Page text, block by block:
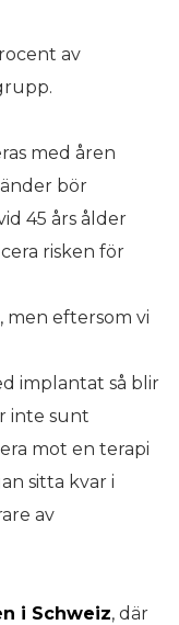
av
med åren
bör
45 års ålder
risken för
men eftersom vi
implantat så blir
inte sunt
mot en terapi
sitta kvar i
av
i Schweiz, där